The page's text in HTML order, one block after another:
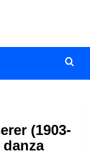
(1903-